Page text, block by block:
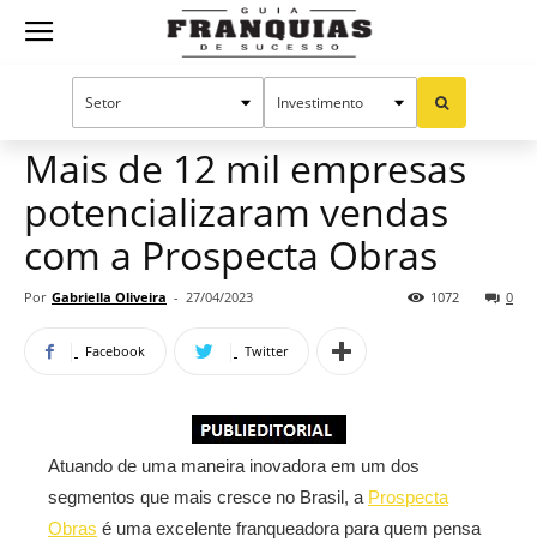
Guia
Mercado de franquias Publieditorial
Mais de 12 mil empresas
potencializaram vendas
com a Prospecta Obras
Por Gabriella Oliveira - 27/04/2023 0
1072
Facebook Twitter
Atuando de uma maneira inovadora em um dos
segmentos que mais cresce no Brasil, a Prospecta
Obras é uma excelente franqueadora para quem pensa